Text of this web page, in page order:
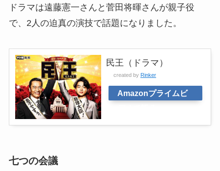
ドラマは遠藤憲一さんと菅田将暉さんが親子役
で、2人の迫真の演技で話題になりました。
民王（ドラマ）
created by Rinker
Amazonプライムビ
七つの会議